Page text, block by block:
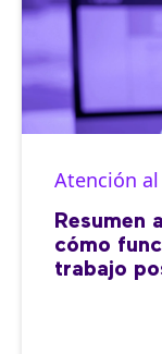
Atención
Resumen
cómo
trabajo